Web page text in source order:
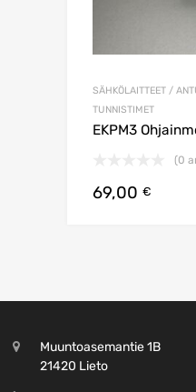
SÄHKÖLAITTEET /
TUNNISTIMET
EKPM3
(0
69,00 €
Muuntoasemantie 1B
21420 Lieto